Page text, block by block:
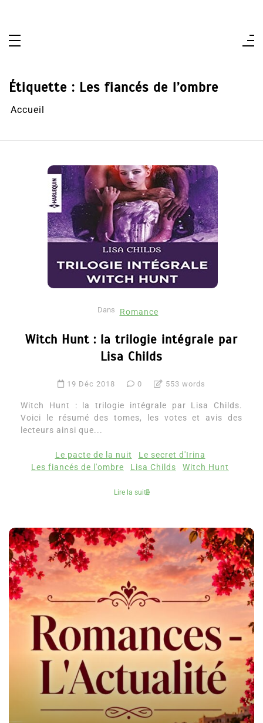
Étiquette : Les fiancés de l’ombre
Accueil
Dans Romance
Witch Hunt : la trilogie intégrale par
Lisa Childs
19 Déc 2018 0 553 words
Witch Hunt : la trilogie intégrale par Lisa Childs.
Voici le résumé des tomes, les votes et avis des
lecteurs ainsi que...
Le pacte de la nuit
Le secret d'Irina
Les fiancés de l'ombre
Lisa Childs Witch Hunt
Lire la suite